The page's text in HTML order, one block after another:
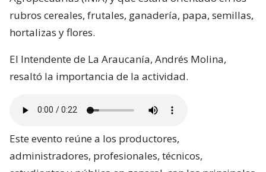
rubros cereales, frutales, ganadería, papa, semillas,
hortalizas y flores.
El Intendente de La Araucanía, Andrés Molina,
resaltó la importancia de la actividad.
Este evento reúne a los productores,
administradores, profesionales, técnicos,